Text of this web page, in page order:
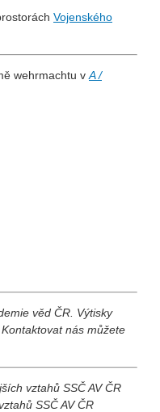
Vojenského
wehrmachtu v A /
věd ČR. Výtisky
nás můžete
vztahů SSČ AV ČR
SSČ AV ČR